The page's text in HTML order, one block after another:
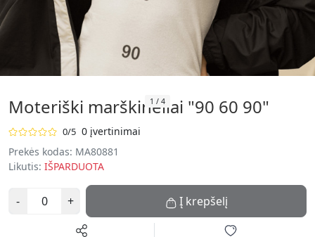
1 / 4
Moteriški marškinėliai "90 60 90"
0/5 0 įvertinimai
Prekės kodas: MA80881
Likutis: IŠPARDUOTA
- + Į krepšelį